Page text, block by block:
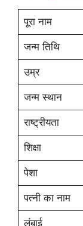
पूरा नाम
जन्म तिथि
उम्र
जन्म स्थान
राष्ट्रीयता
शिक्षा
पेशा
पत्नी का नाम
लंबाई